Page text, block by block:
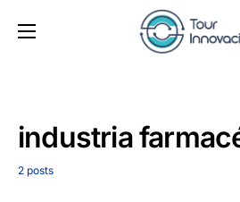
industria
2 posts